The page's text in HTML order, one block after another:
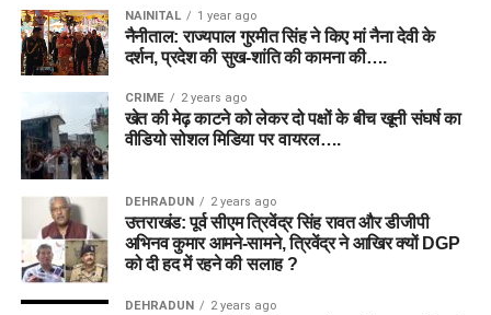
NAINITAL 1 year ago
नैनीताल: राज्यपाल गुरमीत सिंह ने किए मां नैना देवी के
दर्शन, प्रदेश की सुख-शांति की कामना की….
CRIME 2 years ago
खेत की मेढ़ काटने को लेकर दो पक्षों के बीच खूनी संघर्ष का
वीडियो सोशल मिडिया पर वायरल….
DEHRADUN 2 years ago
उत्तराखंड: पूर्व सीएम त्रिवेंद्र सिंह रावत और डीजीपी
अभिनव कुमार आमने-सामने, त्रिवेंद्र ने आखिर क्यों DGP
को दी हद में रहने की सलाह ?
DEHRADUN 2 years ago